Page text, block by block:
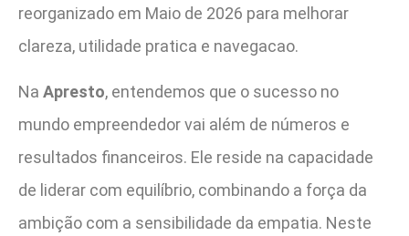
reorganizado em Maio de 2026 para melhorar
clareza, utilidade pratica e navegacao.
Na Apresto, entendemos que o sucesso no
mundo empreendedor vai além de números e
resultados financeiros. Ele reside na capacidade
de liderar com equilíbrio, combinando a força da
ambição com a sensibilidade da empatia. Neste